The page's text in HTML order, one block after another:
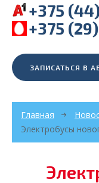
+375
+375
ЗАПИСАТЬСЯ В
Главная
Электробусы